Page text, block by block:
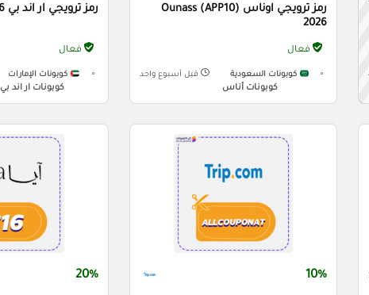
رمز ترويجي اوناس (APP10) Ounass
2026
فعال
كوبونات السعودية
كوبونات أناس
قبل أسبوع واحد
رمز ترويجي ار اند بي R&B Fashion 2026
فعال
كوبونات الإمارات
كوبونات ار اند بي
10%
20%